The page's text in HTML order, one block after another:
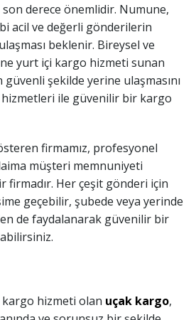
son derece önemlidir. Numune,
acil ve değerli gönderilerin
beklenir. Bireysel ve
yurt içi kargo hizmeti sunan
şekilde yerine ulaşmasını
ile güvenilir bir kargo
firmamız, profesyonel
müşteri memnuniyeti
firmadır. Her çeşit gönderi için
geçebilir, şubede veya yerinde
de faydalanarak güvenilir bir
kargo hizmeti olan uçak kargo,